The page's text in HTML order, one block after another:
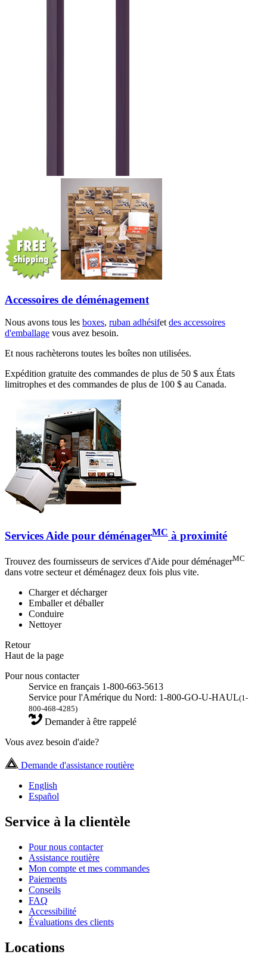
Accessoires de déménagement
Nous avons tous les boxes, ruban adhésifetdes accessoires
d'emballage vous avez besoin.
Et nous rachèterons toutes les boîtes non utilisées.
Expédition gratuite des commandes de plus de 50 $ aux États
limitrophes et des commandes de plus de 100 $ au Canada.
Services Aide pour déménagerMC à proximité
Trouvez des fournisseurs de services d'Aide pour déménagerMC
dans votre secteur et déménagez deux fois plus vite.
Charger et décharger
Emballer et déballer
Conduire
Nettoyer
Retour
Haut de la page
Pour nous contacter
Service en français 1-800-663-5613
Service pour l'Amérique du Nord: 1-800-GO-U-HAUL(1-
800-468-4285)
Demander à être rappelé
Vous avez besoin d'aide?
Demande d'assistance routière
English
Español
Service à la clientèle
Pour nous contacter
Assistance routière
Mon compte et mes commandes
Paiements
Conseils
FAQ
Accessibilité
Évaluations des clients
Locations